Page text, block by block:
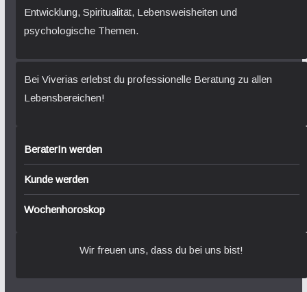
Entwicklung, Spiritualität, Lebensweisheiten und
psychologische Themen.
Bei Viverias erlebst du professionelle Beratung zu allen
Lebensbereichen!
BeraterIn werden
Kunde werden
Wochenhoroskop
Wir freuen uns, dass du bei uns bist!